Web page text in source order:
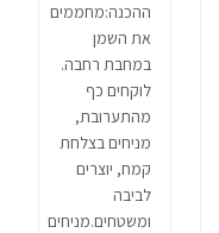
ההכנה:מחממים
את השמן
במחבת רחבה.
לוקחים כף
מהתערובת,
מניחים בצלחת
קמח, יוצרים
לביבה
ומשטחים.מניחים